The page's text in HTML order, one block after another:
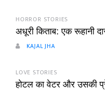
HORROR STORIES
अधूरी किताब: एक रूहानी
KAJAL JHA
LOVE STORIES
होटल का वेटर और उसकी